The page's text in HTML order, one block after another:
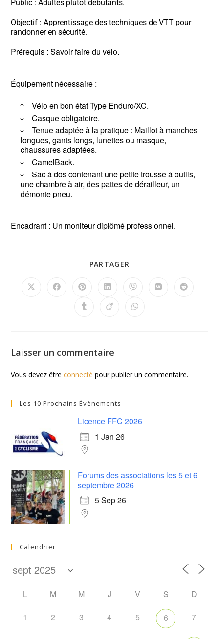
Public : Adultes plutôt débutants.
Objectif : Apprentissage des techniques de VTT pour
randonner en sécurité.
Prérequis : Savoir faire du vélo.
Équipement nécessaire :
Vélo en bon état Type Enduro/XC.
Casque obligatoire.
Tenue adaptée à la pratique : Maillot à manches
longues, gants longs, lunettes ou masque,
chaussures adaptées.
CamelBack.
Sac à dos contenant une petite trousse à outils,
une chambre à air, des pattes de dérailleur, un
démonte pneu.
Encadrant : Un moniteur diplômé professionnel.
PARTAGER
Laisser un commentaire
Vous devez êtreconnecté pour publier un commentaire.
Les 10 Prochains Évènements
Licence FFC 2026
1 Jan 26
Forums des associations les 5 et 6
septembre 2026
5 Sep 26
Calendrier
L M M J V S D
1 2 3 4 5 6 7